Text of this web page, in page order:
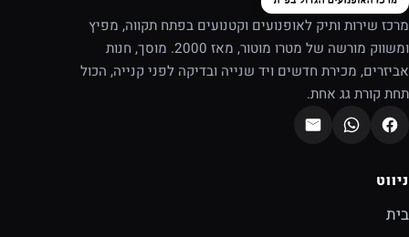
מרכז שירות ותיק לאופנועים וקטנועים בפתח תקווה, מפיץ
ומשווק מורשה של מטרו מוטור, מאז 2000. מוסך, חנות
אביזרים, מכירת חדשים ויד שנייה ובדיקה לפני קנייה, הכול
תחת קורת גג אחת.
ניווט
בית